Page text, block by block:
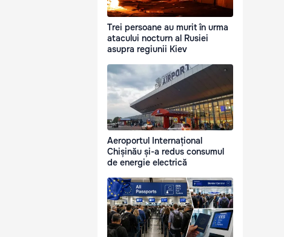
Trei persoane au murit în urma
atacului nocturn al Rusiei
asupra regiunii Kiev
Aeroportul Internațional
Chișinău și-a redus consumul
de energie electrică